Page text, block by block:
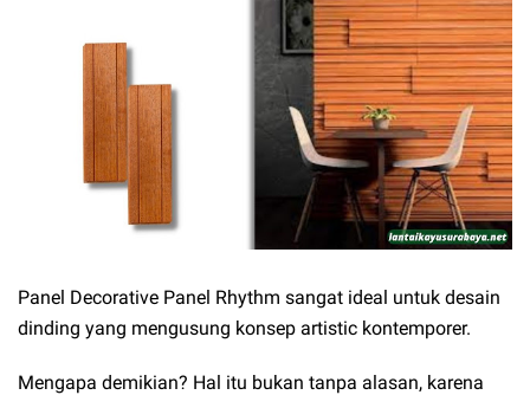
Panel Decorative Panel Rhythm sangat ideal untuk desain
dinding yang mengusung konsep artistic kontemporer.
Mengapa demikian? Hal itu bukan tanpa alasan, karena